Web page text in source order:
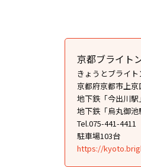
京都ブライト
きょうとブライト
京都府京都市上京
地下鉄「今出川
地下鉄「烏丸御
Tel.075-441-4411
駐車場103台
https://